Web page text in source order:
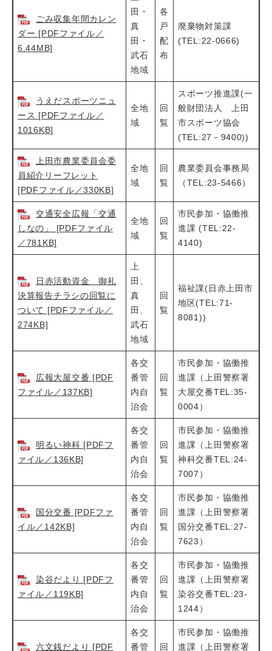
ごみ収集年間カレン
ダー [PDFファイル／
6.44MB]
田・
真
田・
武石
地域
各
戸
配
布
廃棄物対策課
(TEL:22-0666)
うえだスポーツニュ
ース [PDFファイル／
1016KB]
全地
域
回
覧
スポーツ推進課(一
般財団法人 上田
市スポーツ協会
(TEL:27－9400))
上田市農業委員会委
員紹介リーフレット
[PDFファイル／330KB]
全地
域
回
覧
農業委員会事務局
（TEL:23-5466）
交通安全広報「交通
しなの」 [PDFファイル
／781KB]
全地
域
回
覧
市民参加・協働推
進課 (TEL:22-
4140)
日赤活動資金 御礼
決算報告チラシの回覧に
ついて [PDFファイル／
274KB]
上
田、
真
田、
武石
地域
回
覧
福祉課(日赤上田市
地区(TEL:71-
8081))
広報大屋交番 [PDF
ファイル／137KB]
各交
番管
内自
治会
回
覧
市民参加・協働推
進課（上田警察署
大屋交番TEL:35-
0004）
明るい神科 [PDFフ
ァイル／136KB]
各交
番管
内自
治会
回
覧
市民参加・協働推
進課（上田警察署
神科交番TEL:24-
7007）
国分交番 [PDFファ
イル／142KB]
各交
番管
内自
治会
回
覧
市民参加・協働推
進課（上田警察署
国分交番TEL:27-
7623）
染谷だより [PDFフ
ァイル／119KB]
各交
番管
内自
治会
回
覧
市民参加・協働推
進課（上田警察署
染谷交番TEL:23-
1244）
六文銭だより [PDF
各交
番管
回
市民参加・協働推
進課（上田警察署